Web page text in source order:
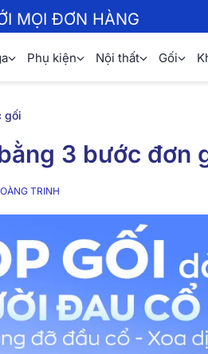
MỌI ĐƠN HÀNG
Phụ kiện Nội thất Gối
gối
3 bước đơn
TRINH